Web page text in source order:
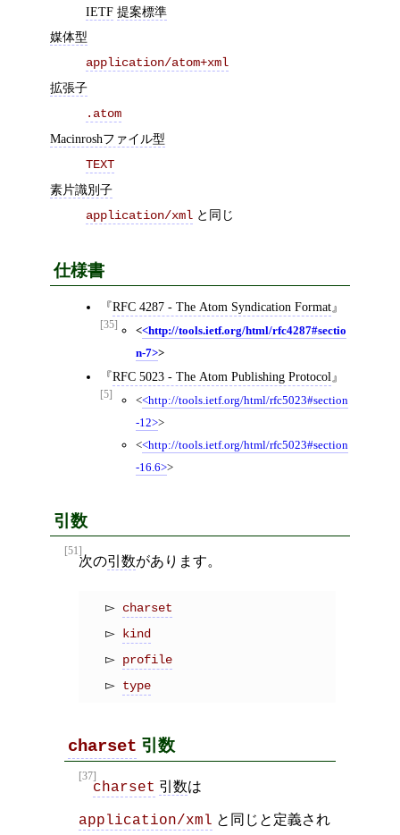
IETF 提案標準
媒体型
application/atom+xml
拡張子
.atom
Macinroshファイル型
TEXT
素片識別子
application/xml と同じ
仕様書
[35]
RFC 4287 - The Atom Syndication Format
< http://tools.ietf.org/html/rfc4287#sectio
n-7 >
[5]
RFC 5023 - The Atom Publishing Protocol
< http://tools.ietf.org/html/rfc5023#section
-12 >
< http://tools.ietf.org/html/rfc5023#section
-16.6 >
引数
[51]
次の引数があります。
charset
kind
profile
type
charset 引数
[37]
charset 引数は
application/xml と同じと定義され